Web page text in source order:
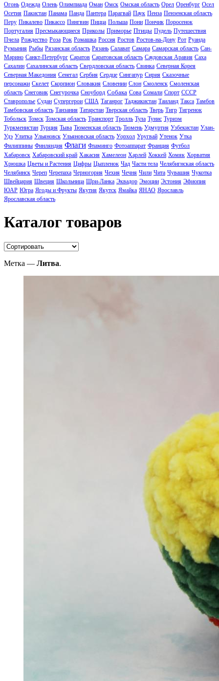
Огонь Одежда Олень Олимпиада Оман Омск Омская область Орел Оренбург Осел
Осетия Пакистан Панама Панда Пантера Парагвай Паук Пенза Пензенская область
Перу Пикалево Пикассо Пингвин Пицца Польша Пони Пончик Поросенок
Португалия Пресмыкающиеся Приколы Приморье Птицы Пудель Путешествия
Пчела Рождество Роза Рок Ромашка Россия Ростов Ростов-на-Дону Рот Руанда
Румыния Рыбы Рязанская область Рязань Салават Самара Самарская область Сан-
Марино Санкт-Петербург Саратов Саратовская область Саудовская Аравия Саха
Сахалин Сахалинская область Свердловская область Свинка Северная Корея
Северная Македония Сенегал Сербия Сердце Сингапур Сирия Сказочные
персонажи Скелет Скорпион Словакия Словении Слон Смоленск Смоленская
область Снеговик Снегурочка Сноуборд Собака Сова Сомали Спорт СССР
Ставрополье Судан Супергерои США Таганрог Таджикистан Таиланд Такса Тамбов
Тамбовская область Танзания Татарстан Тверская область Тверь Тигр Тигренок
Тобольск Томск Томская область Транспорт Тролль Тула Тунис Туризм
Туркменистан Турция Тыва Тюменская область Тюмень Удмуртия Узбекистан Улан-
Удэ Улитка Ульяновск Ульяновская область Уорхол Уругвай Утенок Утка
Филиппины Финляндия Флаги Фламинго Фотоаппарат Франция Футбол
Хабаровск Хабаровский край Хакасия Хамелеон Харлей Хоккей Хомяк Хорватия
Хрюшка Цветы и Растения Цифры Цыпленок Чад Части тела Челябигнская область
Челябинск Череп Черепаха Черногория Чехия Чечня Чили Чита Чувашия Чукотка
Швейцария Швеция Школьница Шри-Ланка Эквадор Эмоции Эстония Эфиопия
ЮАР Югра Ягоды и Фрукты Якутия Якутск Ямайка ЯНАО Ярославль
Ярославская область
Каталог товаров
Метка — Литва.